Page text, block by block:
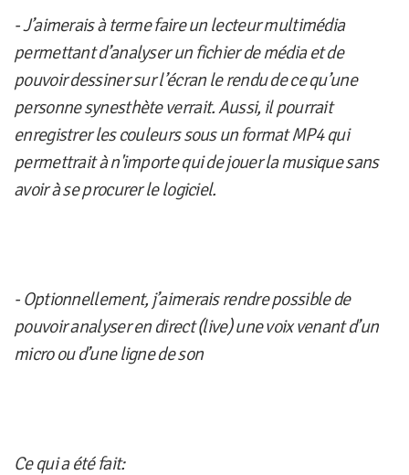
- J’aimerais à terme faire un lecteur multimédia
permettant d’analyser un fichier de média et de
pouvoir dessiner sur l’écran le rendu de ce qu’une
personne synesthète verrait. Aussi, il pourrait
enregistrer les couleurs sous un format MP4 qui
permettrait à n'importe qui de jouer la musique sans
avoir à se procurer le logiciel.
- Optionnellement, j’aimerais rendre possible de
pouvoir analyser en direct (live) une voix venant d’un
micro ou d’une ligne de son
Ce qui a été fait: